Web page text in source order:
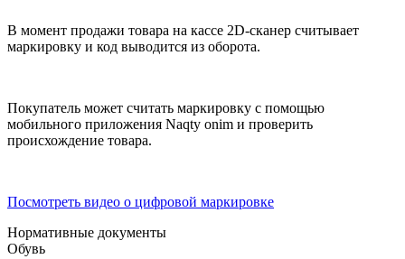
В момент продажи товара на кассе 2D-сканер считывает
маркировку и код выводится из оборота.
Покупатель может считать маркировку с помощью
мобильного приложения Naqty onim и проверить
происхождение товара.
Посмотреть видео о цифровой маркировке
Нормативные документы
Обувь